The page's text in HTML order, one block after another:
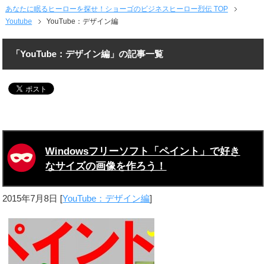
あなたに眠るヒーローを探せ！ショーゴのビジネスヒーロー烈伝 TOP
Youtube
YouTube：デザイン編
「YouTube：デザイン編」の記事一覧
Windowsフリーソフト「ペイント」で好き
なサイズの画像を作ろう！
2015年7月8日 [YouTube：デザイン編]